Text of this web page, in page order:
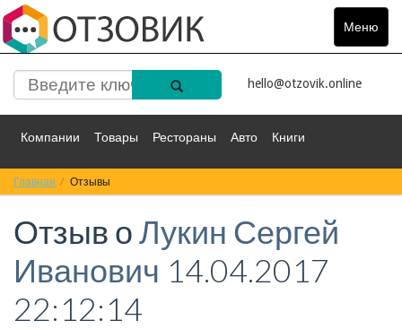
Меню
Toggle
hello@otzovik.online
Компании Товары Рестораны Авто Книги
Спорт Фильмы
Красота Здоровье Остальное
Главная Отзывы
Отзыв оЛукин Сергей
Иванович 14.04.2017
22:12:14